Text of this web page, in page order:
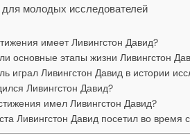
молодых исследователей
имеет Ливингстон Давид?
основные этапы жизни Ливингстон
играл Ливингстон Давид в истории
Ливингстон Давид?
имел Ливингстон Давид?
Ливингстон Давид посетил во время